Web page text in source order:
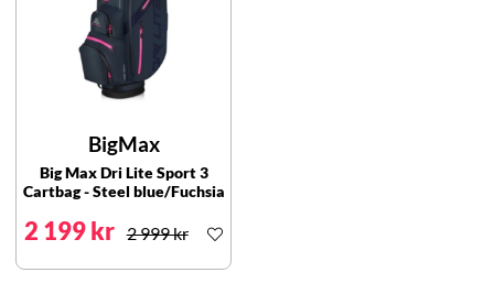
BigMax
Big Max Dri Lite Sport 3
Cartbag - Steel blue/Fuchsia
2 199 kr 2 999 kr